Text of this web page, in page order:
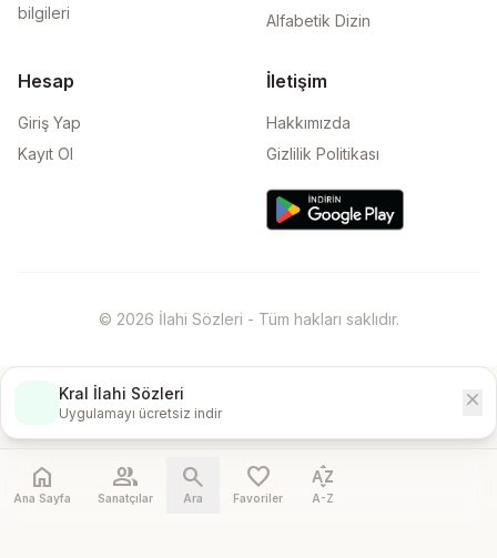
bilgileri
Alfabetik Dizin
Hesap
Giriş Yap
Kayıt Ol
İletişim
Hakkımızda
Gizlilik Politikası
© 2026 İlahi Sözleri - Tüm hakları saklıdır.
Kral İlahi Sözleri
Uygulamayı ücretsiz indir
close
home
Ana Sayfa
people
Sanatçılar
search
Ara
favorite
Favoriler
sort_by_alpha
A-Z